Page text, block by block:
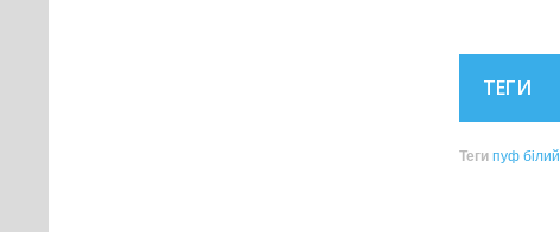
ТЕГИ
Теги пуф білий